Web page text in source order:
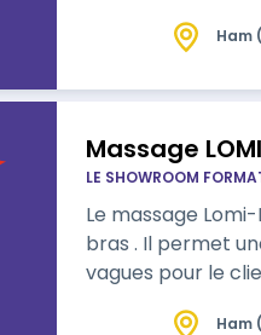
Ham
Massage
LE SHOWROOM
Le massage
bras . Il permet
vagues pour le
Ham